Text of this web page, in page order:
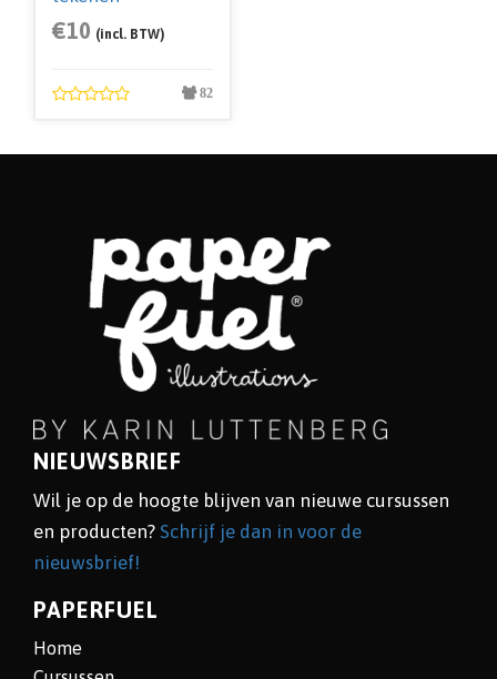
€10 (incl. BTW)
82
NIEUWSBRIEF
Wil je op de hoogte blijven van nieuwe cursussen
en producten? Schrijf je dan in voor de
nieuwsbrief!
PAPERFUEL
Home